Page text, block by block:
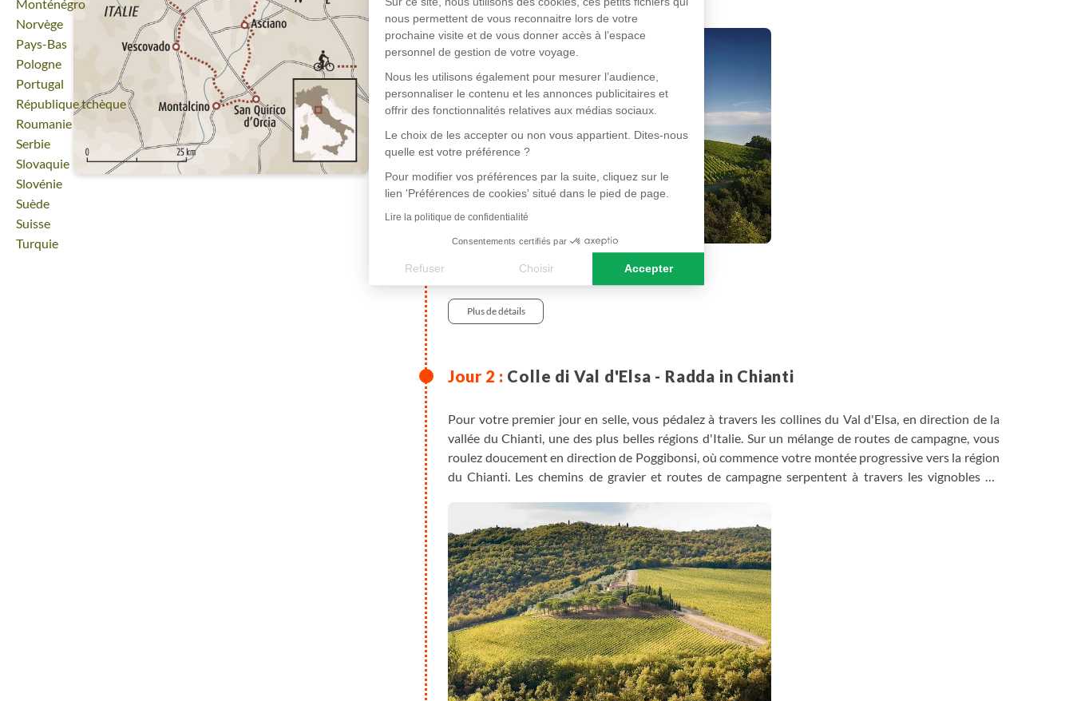
nous permettent de vous reconnaitre lors de votre
prochaine visite et de vous donner accès à l’espace
personnel de gestion de votre voyage.
Nous les utilisons également pour mesurer l’audience,
personnaliser le contenu et les annonces publicitaires et
offrir des fonctionnalités relatives aux médias sociaux.
Le choix de les accepter ou non vous appartient. Dites-nous
quelle est votre préférence ?
Pour modifier vos préférences par la suite, cliquez sur le
lien 'Préférences de cookies' situé dans le pied de page.
Lire la politique de confidentialité
Consentements certifiés par
Refuser Choisir Accepter
Axeptio consent
Plateforme de Gestion du Consentement : Personnalisez vos Options
Notre plateforme vous permet d'adapter et de gérer vos paramètres de confidentialité, en garantissant la conformité avec
Voyage
Monténégro
Voyage
Norvège
Voyage
Pays-Bas
Voyage
Pologne
Voyage
Portugal
Voyage
République tchèque
Voyage
Roumanie
Voyage
Serbie
Voyage
Slovaquie
Voyage
Slovénie
Voyage
Suède
Voyage
Suisse
Voyage
Turquie
en hôtel
Plus de détails
Colle di Val d'Elsa - Radda in Chianti
Pour votre premier jour en selle, vous pédalez à travers les collines du Val d'Elsa, en direction de la
vallée du Chianti, une des plus belles régions d'Italie. Sur un mélange de routes de campagne, vous
roulez doucement en direction de Poggibonsi, où commence votre montée progressive vers la région
du Chianti. Les chemins de gravier et routes de campagne serpentent à travers les vignobles du
historique de Radda in Chianti. Profitez de ce charmant village médiéval entouré de vignobles,
l'endroit parfait pour apprécier un dîner typique de Toscane, accompagné d'un verre de Chianti
Classico.